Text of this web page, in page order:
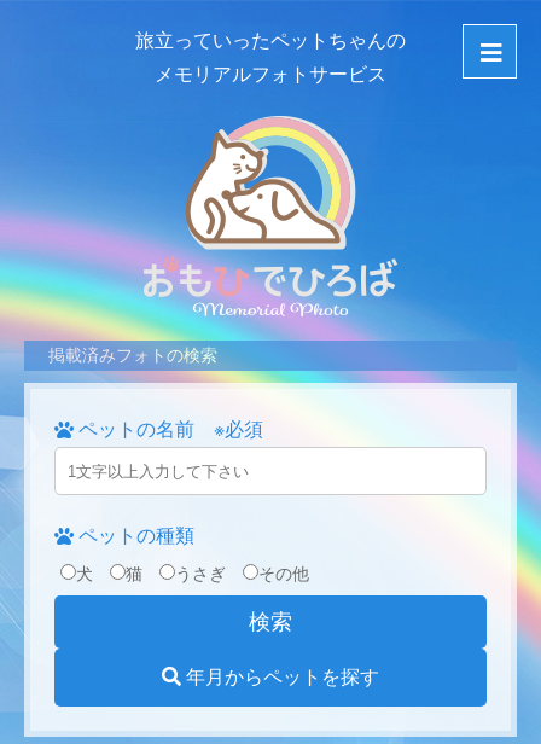
旅立っていったペットちゃんの
メモリアルフォトサービス
掲載済みフォトの検索
ペットの名前 ※必須
ペットの種類
犬 猫 うさぎ その他
年月からペットを探す